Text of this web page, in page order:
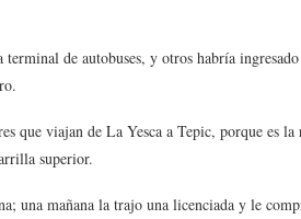
de autobuses, y otros habría
que viajan de La Yesca a Tepic, porque es la
superior.
una mañana la trajo una licenciada y le